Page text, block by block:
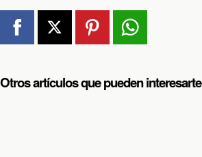
Otros artículos que pueden interesarte